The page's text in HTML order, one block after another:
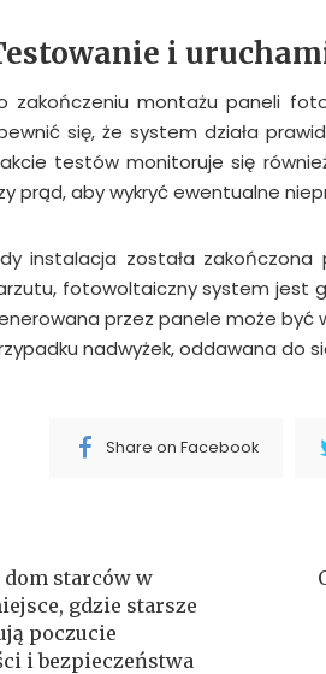
i
zakończeniu montażu paneli
się, że system działa
testów monitoruje się
prąd, aby wykryć ewentualne
instalacja została
fotowoltaiczny system jest
przez panele może być
nadwyżek, oddawana do
Share on Facebook
dom starców w
gdzie starsze
poczucie
i bezpieczeństwa